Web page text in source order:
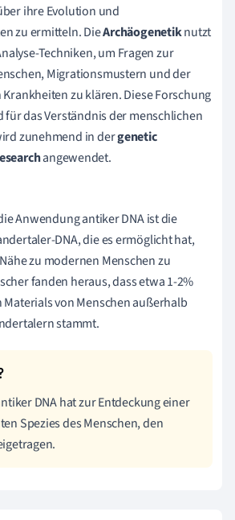
ihre Evolution und
zu ermitteln. DieArchäogenetiknutzt
Techniken, um Fragen zur
Migrationsmustern und der
zu klären. Diese Forschung
für das Verständnis der menschlichen
zunehmend in dergenetic
angewendet.
Anwendung antiker DNA ist die
DNA, die es ermöglicht hat,
zu modernen Menschen zu
fanden heraus, dass etwa 1-2%
Materials von Menschen außerhalb
stammt.
DNA hat zur Entdeckung einer
Spezies des Menschen, den